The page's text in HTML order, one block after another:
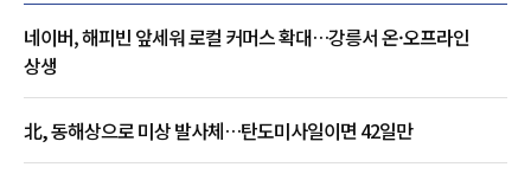
네이버, 해피빈 앞세워 로컬 커머스 확대…강릉서 온·오프라인
상생
北, 동해상으로 미상 발사체…탄도미사일이면 42일만